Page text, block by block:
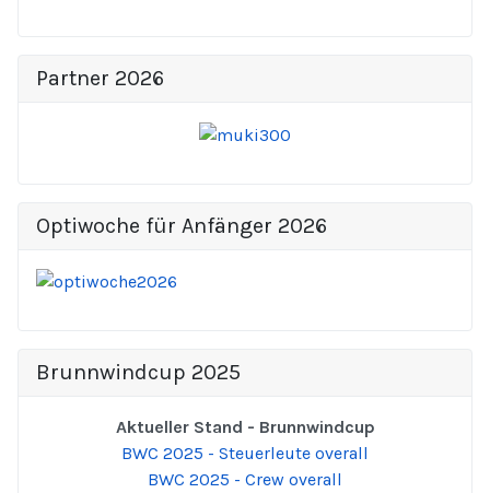
Partner 2026
Optiwoche für Anfänger 2026
Brunnwindcup 2025
Aktueller Stand - Brunnwindcup
BWC 2025 - Steuerleute overall
BWC 2025 - Crew overall